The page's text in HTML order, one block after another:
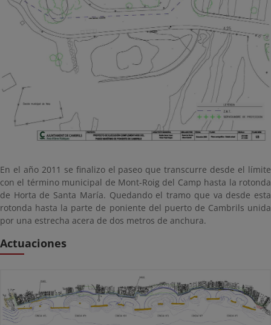
En el año 2011 se finalizo el paseo que transcurre desde el límite
con el término municipal de Mont-Roig del Camp hasta la rotonda
de Horta de Santa María. Quedando el tramo que va desde esta
rotonda hasta la parte de poniente del puerto de Cambrils unida
por una estrecha acera de dos metros de anchura.
Actuaciones